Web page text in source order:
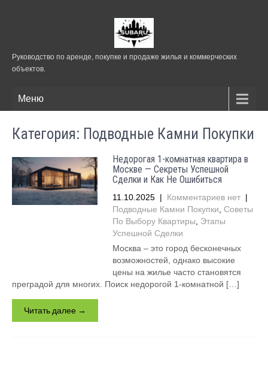
Руководство по аренде, покупке и продаже жилья и коммерческих
объектов.
Меню
Категория: Подводные Камни Покупки
Недорогая 1-комнатная квартира в
Москве — Секреты Успешной
Сделки и Как Не Ошибиться
11.10.2025 | Комментариев нет |
Подводные Камни Покупки Советы
По Выбору Квартиры
Этапы
Успешной Сделки
Москва – это город бесконечных
возможностей, однако высокие
цены на жилье часто становятся
преградой для многих. Поиск недорогой 1-комнатной […]
Читать далее →